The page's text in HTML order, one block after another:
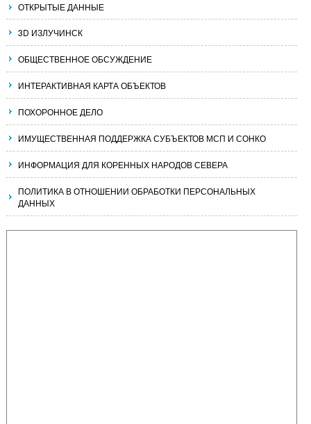
ОТКРЫТЫЕ ДАННЫЕ
3D ИЗЛУЧИНСК
ОБЩЕСТВЕННОЕ ОБСУЖДЕНИЕ
ИНТЕРАКТИВНАЯ КАРТА ОБЪЕКТОВ
ПОХОРОННОЕ ДЕЛО
ИМУЩЕСТВЕННАЯ ПОДДЕРЖКА СУБЪЕКТОВ МСП И СОНКО
ИНФОРМАЦИЯ ДЛЯ КОРЕННЫХ НАРОДОВ СЕВЕРА
ПОЛИТИКА В ОТНОШЕНИИ ОБРАБОТКИ ПЕРСОНАЛЬНЫХ
ДАННЫХ